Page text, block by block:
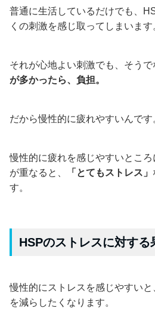
普通に生活しているだけでも、
くの刺激を感じ取ってしまいます
それが心地よい刺激でも、そうで
が多かったら、負担。
だから慢性的に疲れやすいんです
慢性的に疲れを感じやすいとこ
が重なると、
「とてもストレス」
す。
HSPのストレスに対する
慢性的にストレスを感じやすい
を減らしたくなります。